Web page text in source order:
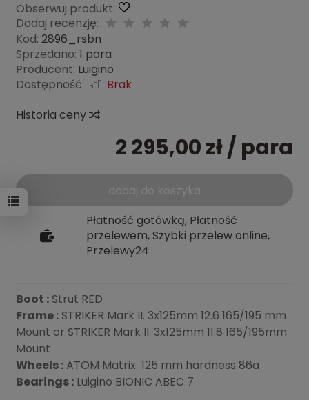
Obserwuj produkt:
Dodaj recenzję:
Kod: 2896_rsbn
Sprzedano: 1 para
Producent: Luigino
Dostępność:
Brak
Historia ceny
2 295,00 zł/ para
dodaj do koszyka
Płatność gotówką, Płatność
przelewem, Szybki przelew online,
Przelewy24
Boot :Strut RED
Frame :STRIKER Mark II. 3x125mm 12.6 165/195 mm
Mount or STRIKER Mark II. 3x125mm 11.8 165/195mm
Mount
Wheels :ATOM Matrix 125 mm hardness 86a
Bearings :Luigino BIONIC ABEC 7